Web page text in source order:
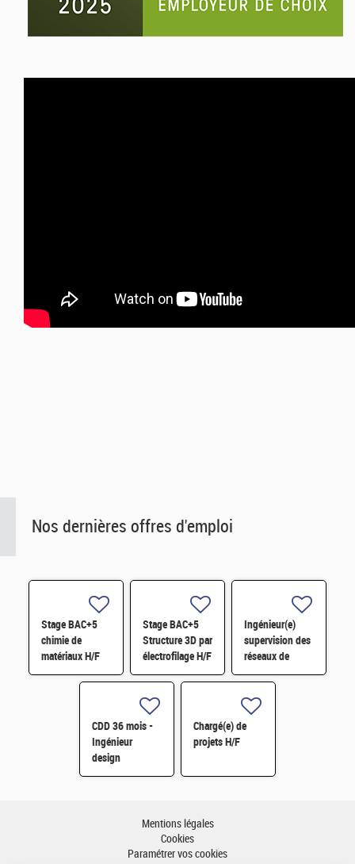
Nos dernières offres d'emploi
Stage BAC+5
chimie de
matériaux H/F
Stage BAC+5
Structure 3D par
électrofilage H/F
Ingénieur(e)
supervision des
réseaux de
surveillance H/F
CDD 36 mois -
Ingénieur
design
photonique
Chargé(e) de
projets H/F
Mentions légales
Cookies
Paramétrer vos cookies